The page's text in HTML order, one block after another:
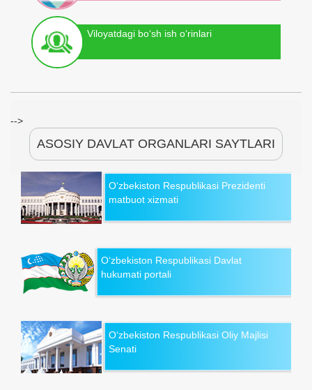
Viloyatdagi bo‘sh ish o‘rinlari
-->
ASOSIY DAVLAT ORGANLARI SAYTLARI
O‘zbekiston Respublikasi Prezidenti
matbuot xizmati
O‘zbekiston Respublikasi Davlat
hukumati portali
O‘zbekiston Respublikasi Oliy Majlisi
Senati